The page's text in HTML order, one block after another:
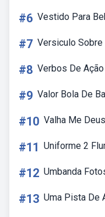
#6 Vestido Para
#7 Versiculo Sobre
#8 Verbos De
#9 Valor Bola De
#10 Valha Me
#11 Uniforme 2
#12 Umbanda
#13 Uma Pista De